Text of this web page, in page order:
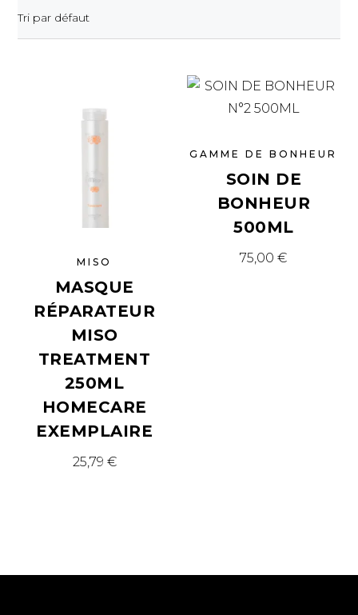
Tri par défaut
MISO
MASQUE
RÉPARATEUR
MISO
TREATMENT
250ML
HOMECARE
EXEMPLAIRE
25,79 €
GAMME DE BONHEUR
SOIN DE
BONHEUR
500ML
75,00€